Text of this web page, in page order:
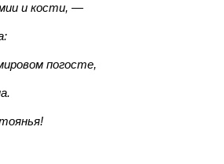
и кости, —
погосте,